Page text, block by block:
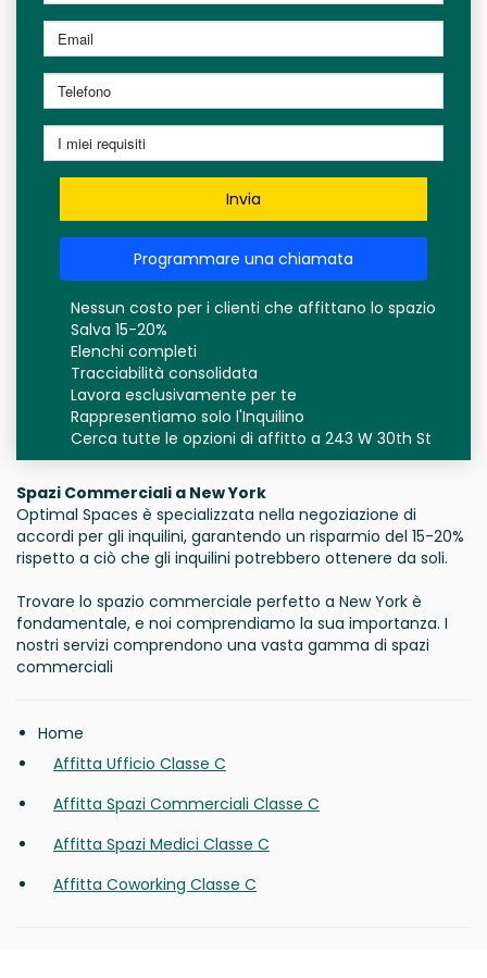
Invia
Programmare una chiamata
Nessun costo per i clienti che affittano lo spazio
Salva 15-20%
Elenchi completi
Tracciabilità consolidata
Lavora esclusivamente per te
Rappresentiamo solo l'Inquilino
Cerca tutte le opzioni di affitto a 243 W 30th St
Spazi Commerciali a New York
Optimal Spaces è specializzata nella negoziazione di
accordi per gli inquilini, garantendo un risparmio del 15-20%
rispetto a ciò che gli inquilini potrebbero ottenere da soli.
Trovare lo spazio commerciale perfetto a New York è
fondamentale, e noi comprendiamo la sua importanza. I
nostri servizi comprendono una vasta gamma di spazi
commerciali
Home
Affitta Ufficio Classe C
Affitta Spazi Commerciali Classe C
Affitta Spazi Medici Classe C
Affitta Coworking Classe C